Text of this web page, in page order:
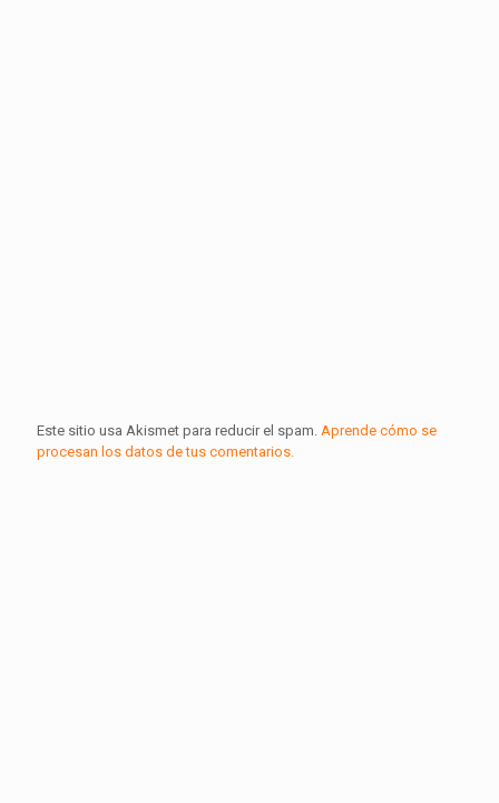
Este sitio usa Akismet para reducir el spam. Aprende cómo se
procesan los datos de tus comentarios.